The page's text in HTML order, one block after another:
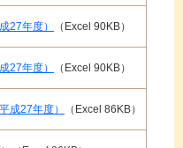
27年度） （Excel 90KB）
27年度） （Excel 90KB）
成27年度） （Excel 86KB）